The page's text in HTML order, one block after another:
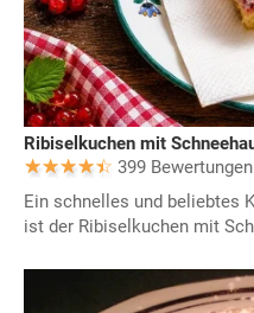
Ribiselkuchen mit
399 Bewertungen
Ein schnelles und beliebtes
ist der Ribiselkuchen mit